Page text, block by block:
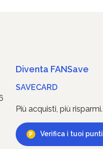
Diventa FANSave
SAVECARD
Più acquisti, più risparmi.
Verifica i tuoi punti